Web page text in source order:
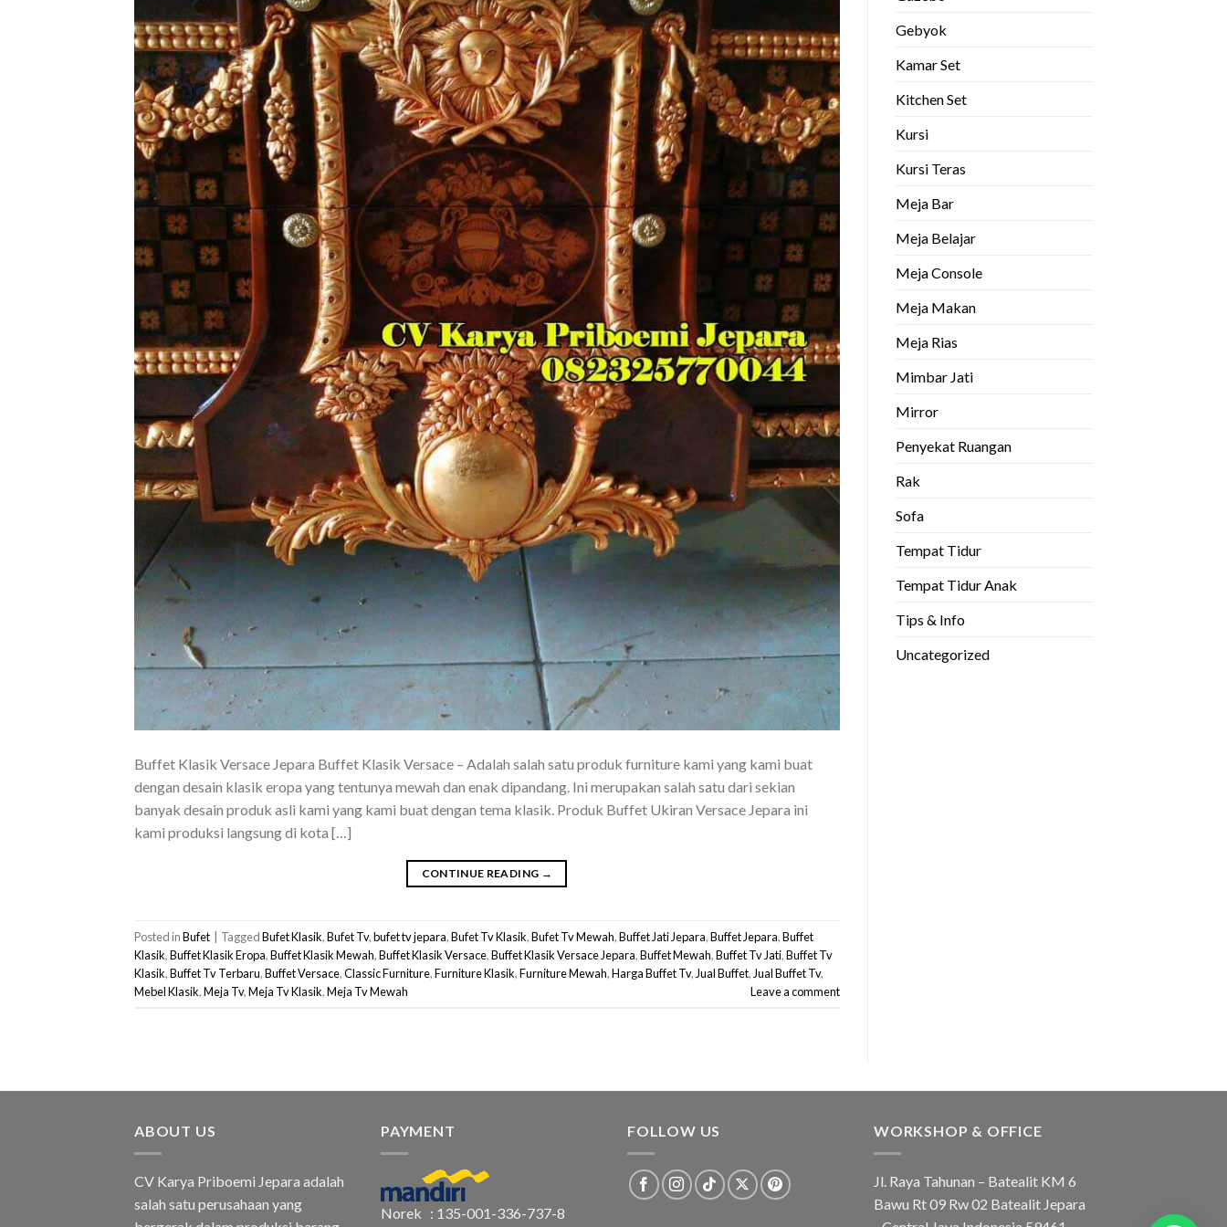
Buffet Klasik Versace Jepara Buffet Klasik Versace – Adalah salah satu produk furniture kami yang kami buat
dengan desain klasik eropa yang tentunya mewah dan enak dipandang. Ini merupakan salah satu dari sekian
banyak desain produk asli kami yang kami buat dengan tema klasik. Produk Buffet Ukiran Versace Jepara ini
kami produksi langsung di kota […]
CONTINUE READING →
Posted inBufet TaggedBufet Klasik,Bufet Tv,bufet tv jepara,Bufet Tv Klasik,Bufet Tv Mewah,Buffet Jati Jepara,Buffet Jepara,Buffet
Klasik,Buffet Klasik Eropa,Buffet Klasik Mewah,Buffet Klasik Versace,Buffet Klasik Versace Jepara,Buffet Mewah,Buffet Tv Jati,Buffet Tv
Klasik,Buffet Tv Terbaru,Buffet Versace,Classic Furniture,Furniture Klasik,Furniture Mewah,Harga Buffet Tv, Jual Buffet, Jual Buffet Tv,
Mebel Klasik,Meja Tv,Meja Tv Klasik,Meja Tv Mewah Leave a comment
Gebyok
Kamar Set
Kitchen Set
Kursi
Kursi Teras
Meja Bar
Meja Belajar
Meja Console
Meja Makan
Meja Rias
Mimbar Jati
Mirror
Penyekat Ruangan
Rak
Sofa
Tempat Tidur
Tempat Tidur Anak
Tips & Info
Uncategorized
ABOUT US
CV Karya Priboemi Jepara adalah
salah satu perusahaan yang
PAYMENT
Norek : 135-001-336-737-8
FOLLOW US WORKSHOP & OFFICE
Jl. Raya Tahunan – Batealit KM 6
Bawu Rt 09 Rw 02 Batealit Jepara